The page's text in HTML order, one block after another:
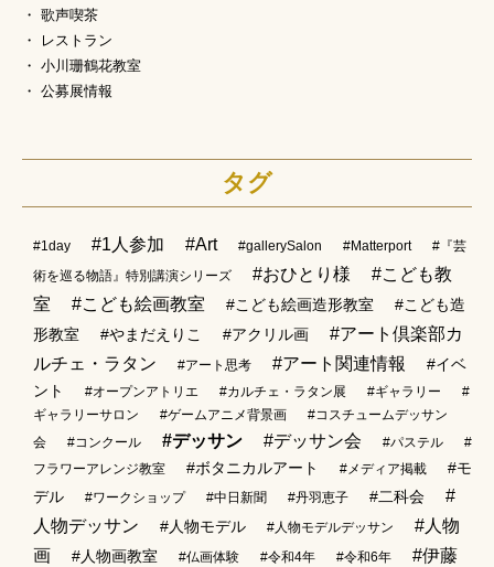
歌声喫茶
レストラン
小川珊鶴花教室
公募展情報
タグ
#1day #1人参加 #Art #gallerySalon #Matterport
#『芸
術を巡る物語』特別講演シリーズ
#おひとり様
#こども教
室
#こども絵画教室 #こども絵画造形教室
#こども造
形教室
#やまだえりこ #アクリル画
#アート倶楽部カ
ルチェ・ラタン
#アート思考 #アート関連情報
#イベ
ント
#オープンアトリエ #カルチェ・ラタン展 #ギャラリー
#
ギャラリーサロン
#ゲームアニメ背景画
#コスチュームデッサン
会
#コンクール #デッサン #デッサン会 #パステル
#
フラワーアレンジ教室
#ボタニカルアート #メディア掲載
#モ
デル
#ワークショップ #中日新聞 #丹羽恵子 #二科会
#
人物デッサン
#人物モデル #人物モデルデッサン
#人物
画
#人物画教室 #仏画体験 #令和4年 #令和6年
#伊藤